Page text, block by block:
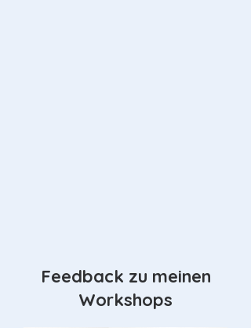
Feedback zu meinen
Workshops